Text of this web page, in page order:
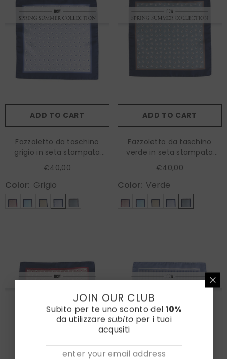
ADD TO CART
Fazzoletto da taschino
grigio in seta stampata
LEVRAM
€40,00
Color: Grigio
ADD TO CART
Fazzoletto da taschino
verde in seta stampata
LEVRAM
€40,00
Color: Verde
JOIN OUR CLUB
Subito per te uno sconto del 10%
da utilizzare subito per i tuoi
acqusiti